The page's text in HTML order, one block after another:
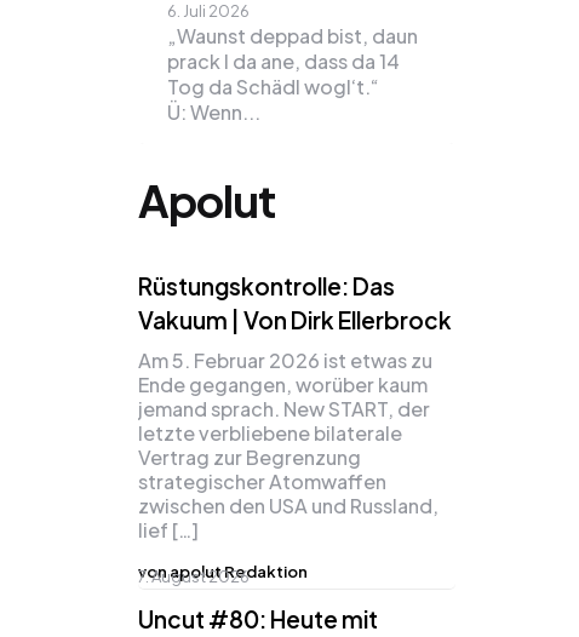
6. Juli 2026
„Waunst deppad bist, daun
prack I da ane, dass da 14
Tog da Schädl wogl‘t.“
Ü: Wenn...
Apolut
Rüstungskontrolle: Das
Vakuum | Von Dirk Ellerbrock
7. August 2026
von apolut Redaktion
Am 5. Februar 2026 ist etwas zu
Ende gegangen, worüber kaum
jemand sprach. New START, der
letzte verbliebene bilaterale
Vertrag zur Begrenzung
strategischer Atomwaffen
zwischen den USA und Russland,
lief […]
Uncut #80: Heute mit